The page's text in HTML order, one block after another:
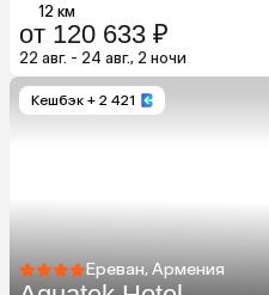
12 км
от 120 633 ₽
22 авг. - 24 авг., 2 ночи
Кешбэк + 2 421
Ереван, Армения